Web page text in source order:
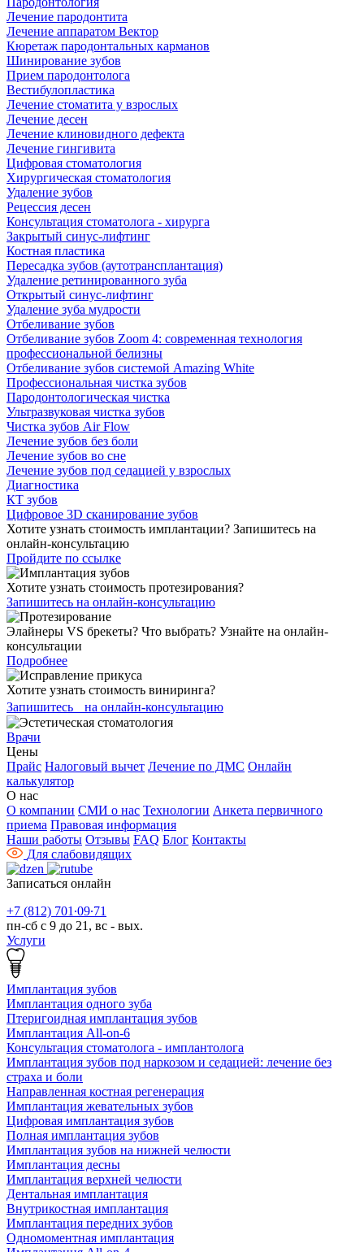
Лечение пародонтита
Лечение аппаратом Вектор
Кюретаж пародонтальных карманов
Шинирование зубов
Прием пародонтолога
Вестибулопластика
Лечение стоматита у взрослых
Лечение десен
Лечение клиновидного дефекта
Лечение гингивита
Цифровая стоматология
Хирургическая стоматология
Удаление зубов
Рецессия десен
Консультация стоматолога - хирурга
Закрытый синус-лифтинг
Костная пластика
Пересадка зубов (аутотрансплантация)
Удаление ретинированного зуба
Открытый синус-лифтинг
Удаление зуба мудрости
Отбеливание зубов
Отбеливание зубов Zoom 4: современная технология
профессиональной белизны
Отбеливание зубов системой Amazing White
Профессиональная чистка зубов
Пародонтологическая чистка
Ультразвуковая чистка зубов
Чистка зубов Air Flow
Лечение зубов без боли
Лечение зубов во сне
Лечение зубов под седацией у взрослых
Диагностика
КТ зубов
Цифровое 3D сканирование зубов
Хотите узнать стоимость имплантации? Запишитесь на
онлайн-консультацию
Пройдите по ссылке
Хотите узнать стоимость протезирования?
Запишитесь на онлайн-консультацию
Элайнеры VS брекеты? Что выбрать? Узнайте на онлайн-
консультации
Подробнее
Хотите узнать стоимость виниринга?
Запишитесь на онлайн-консультацию
Врачи
Цены
Прайс Налоговый вычет Лечение по ДМС Онлайн
калькулятор
О нас
О компании СМИ о нас Технологии Анкета первичного
приема Правовая информация
Наши работы Отзывы FAQ Блог Контакты
Для слабовидящих
Записаться онлайн
+7 (812) 701∙09∙71
пн-сб с 9 до 21, вс - вых.
Услуги
Имплантация зубов
Имплантация одного зуба
Птеригоидная имплантация зубов
Имплантация All-on-6
Консультация стоматолога - имплантолога
Имплантация зубов под наркозом и седацией: лечение без
страха и боли
Направленная костная регенерация
Имплантация жевательных зубов
Цифровая имплантация зубов
Полная имплантация зубов
Имплантация зубов на нижней челюсти
Имплантация десны
Имплантация верхней челюсти
Дентальная имплантация
Внутрикостная имплантация
Имплантация передних зубов
Одномоментная имплантация